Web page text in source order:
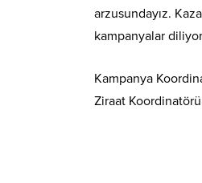
arzusundayız.
kampanyalar
Kampanya
Ziraat